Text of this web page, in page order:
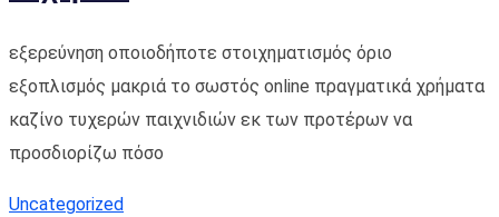
εξερεύνηση οποιοδήποτε στοιχηματισμός όριο
εξοπλισμός μακριά το σωστός online πραγματικά χρήματα
καζίνο τυχερών παιχνιδιών εκ των προτέρων να
προσδιορίζω πόσο
Uncategorized